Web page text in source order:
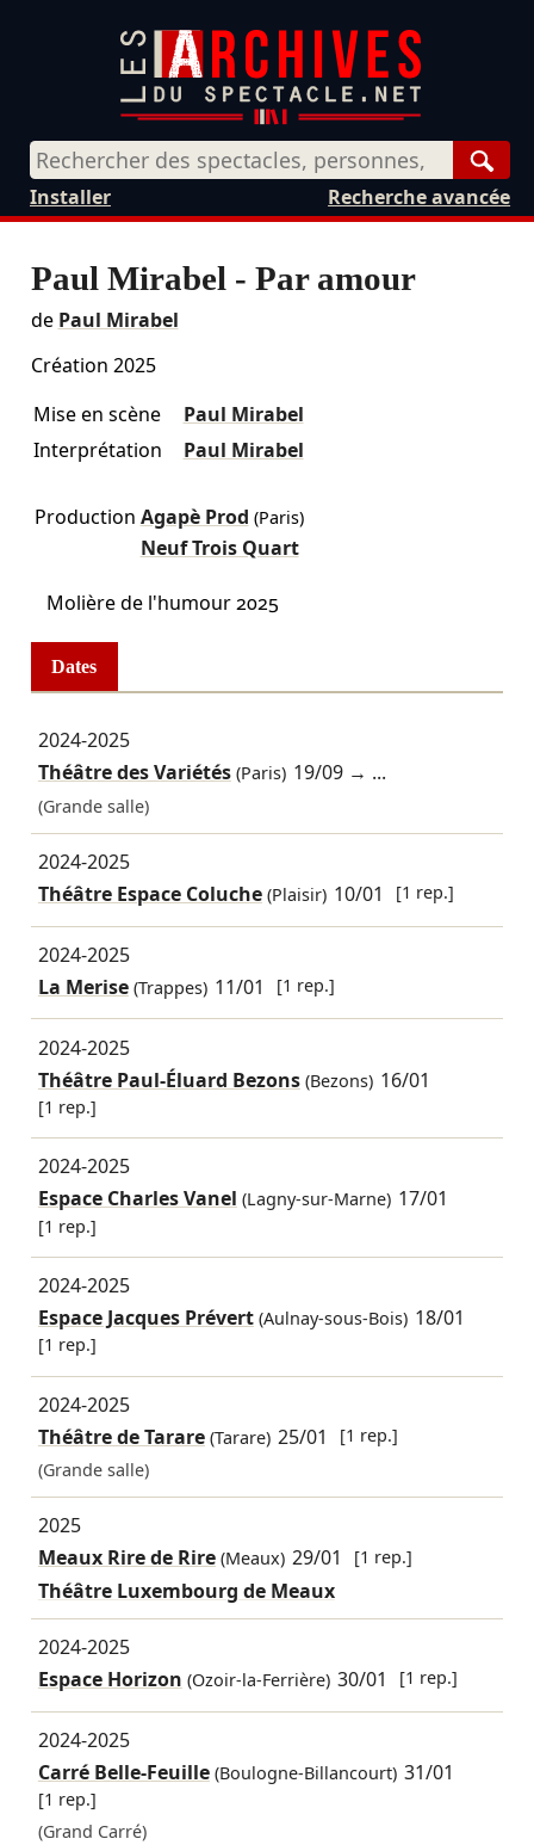
Recherche avancée
Installer
Paul Mirabel - Par amour
de Paul Mirabel
Création 2025
Mise en scène
Paul Mirabel
Interprétation
Paul Mirabel
Production Agapè Prod (Paris)
Neuf Trois Quart
Molière de l'humour 2025
Dates
2024-2025
Théâtre des Variétés(Paris) 19/09 → ...
(Grande salle)
2024-2025
Théâtre Espace Coluche(Plaisir) 10/01 [1 rep.]
2024-2025
La Merise(Trappes) 11/01 [1 rep.]
2024-2025
Théâtre Paul-Éluard Bezons(Bezons) 16/01
[1 rep.]
2024-2025
Espace Charles Vanel (Lagny-sur-Marne) 17/01
[1 rep.]
2024-2025
Espace Jacques Prévert(Aulnay-sous-Bois) 18/01
[1 rep.]
2024-2025
Théâtre de Tarare(Tarare) 25/01
[1 rep.]
(Grande salle)
2025
Meaux Rire de Rire(Meaux) 29/01 [1 rep.]
Théâtre Luxembourg de Meaux
2024-2025
Espace Horizon (Ozoir-la-Ferrière) 30/01 [1 rep.]
2024-2025
Carré Belle-Feuille(Boulogne-Billancourt) 31/01
[1 rep.]
(Grand Carré)